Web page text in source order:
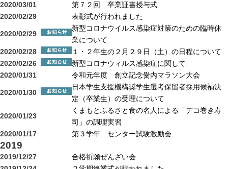
2020/03/01
第７２回 卒業証書授与式
2020/02/29
表彰式が行われました
2020/02/29
新型コロナウイルス感染症対策のための臨時休
業について
2020/02/28
１・２年生の２月２９日（土）の日程について
2020/02/26
新型コロナウィルス感染症に関して
2020/01/31
令和元年度 創立記念黌内マラソン大会
2020/01/30
日本学生支援機構奨学生選考保留者採用候補決
定（卒業生）の受理について
2020/01/23
くまもとふるさと食の名人による「デコ巻き寿
司」の調理実習
2020/01/17
第３学年 センター試験激励会
2019
2019/12/27
合格祈願ぜんざい会